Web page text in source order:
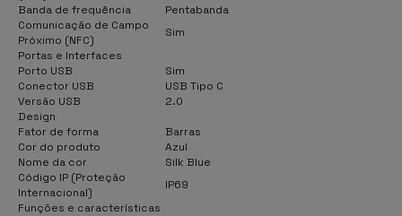
Banda de frequência
Pentabanda
Comunicação de Campo
Próximo (NFC)
Sim
Portas e Interfaces
Porto USB
Sim
Conector USB
USB Tipo C
Versão USB
2.0
Design
Fator de forma
Barras
Cor do produto
Azul
Nome da cor
Silk Blue
Código IP (Proteção
Internacional)
IP69
Funções e características